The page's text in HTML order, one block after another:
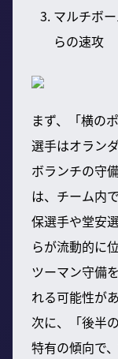
マルチボ
らの速攻
まず、「横の
選手はオラン
ボランチの守
は、チーム内
保選手や堂安
らが流動的に
ツーマン守備
れる可能性があ
次に、「後半
特有の傾向で